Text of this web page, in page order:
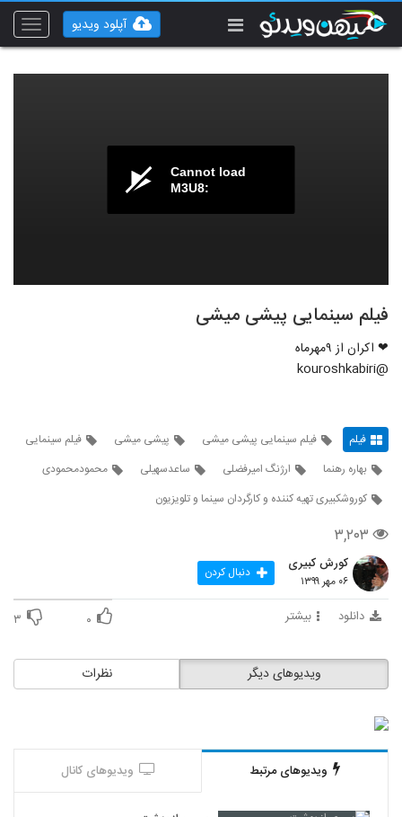
Toggle
آپلود ویدیو
Cannot load
M3U8:
فیلم سینمایی پیشی میشی
❤ اکران از ۹مهرماه
@kouroshkabiri
فیلم فیلم سینمایی پیشی میشی پیشی میشی
فیلم سینمایی
بهاره رهنما
ارژنگ امیرفضلی ساعدسهیلی
محمودمحمودی
کوروشکبیری تهیه کننده و کارگردان سینما و تلویزیون
۳,۲۰۳
کورش کبیری
۰۶ مهر ۱۳۹۹ دنبال کردن
دانلود بیشتر ۰ ۳
نظرات ویدیوهای دیگر
ویدیوهای مرتبط ویدیوهای کانال